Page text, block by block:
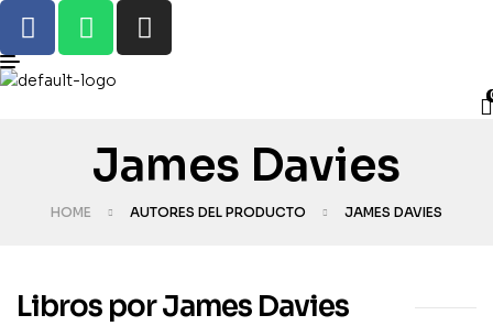
James Davies
HOME AUTORES DEL PRODUCTO JAMES DAVIES
Libros por James Davies